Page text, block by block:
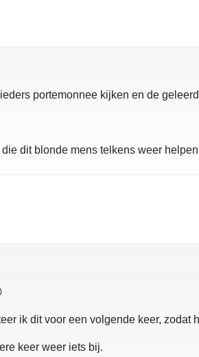
portemonnee kijken en de
dit blonde mens telkens weer
ik dit voor een volgende keer, zodat
keer weer iets bij.